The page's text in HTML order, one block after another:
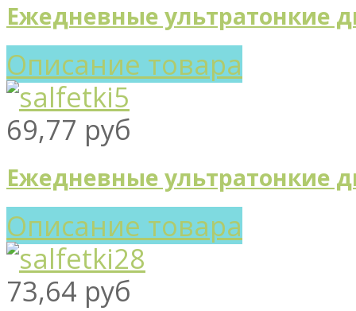
Ежедневные ультратонкие
Описание товара
69,77 руб
Ежедневные ультратонкие
Описание товара
73,64 руб